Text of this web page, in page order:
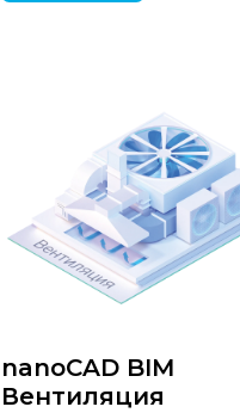
nanoCAD BIM
Вентиляция